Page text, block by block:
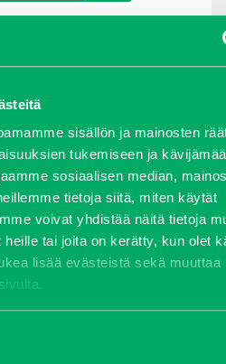
sisällön ja mainosten
tukemiseen ja
sosiaalisen median,
tietoja siitä, miten käytät
voivat yhdistää näitä tietoja
heille tai joita on kerätty, kun olet
lisää evästeistä sekä muuttaa
sivulta.
686
trading.fi